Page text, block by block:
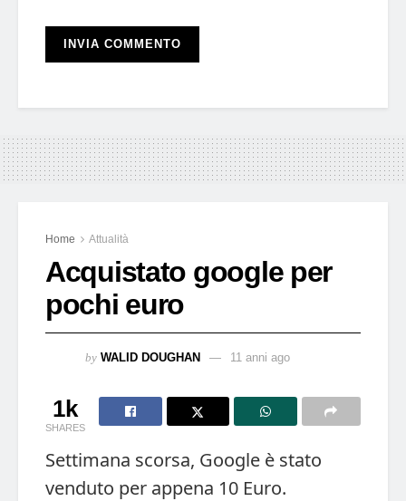
Home Attualità
Acquistato google per
pochi euro
by WALID DOUGHAN 11 anni ago
1k
SHARES
Settimana scorsa, Google è stato
venduto per appena 10 Euro.